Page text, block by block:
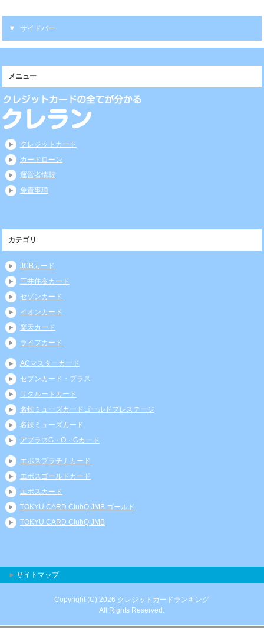
サイドバー
メニュー
クレジットカード
カードローン
運営者情報
免責事項
カテゴリ
JCBカード
三井住友カード
セゾンカード
イオンカード
楽天カード
ライフカード
ACマスターカード
セブンカード・プラス
リクルートカード
名鉄ミューズカードゴールドプレステージ
名鉄ミューズカード
アプラスG・O・Gカード
エポスプラチナカード
エポスゴールドカード
エポスカード
TOKYU CARD ClubQ JMB ゴールド
TOKYU CARD ClubQ JMB
サイトマップ
Copyright (C) 2026 クレジットカードランキング
All Rights Reserved.